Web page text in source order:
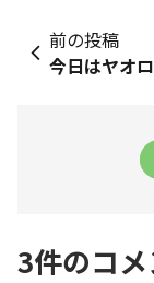
前の投稿
3件のコメ